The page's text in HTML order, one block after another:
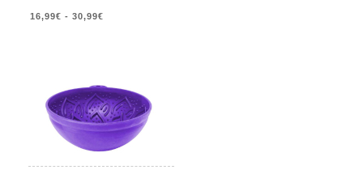
16,99€ - 30,99€